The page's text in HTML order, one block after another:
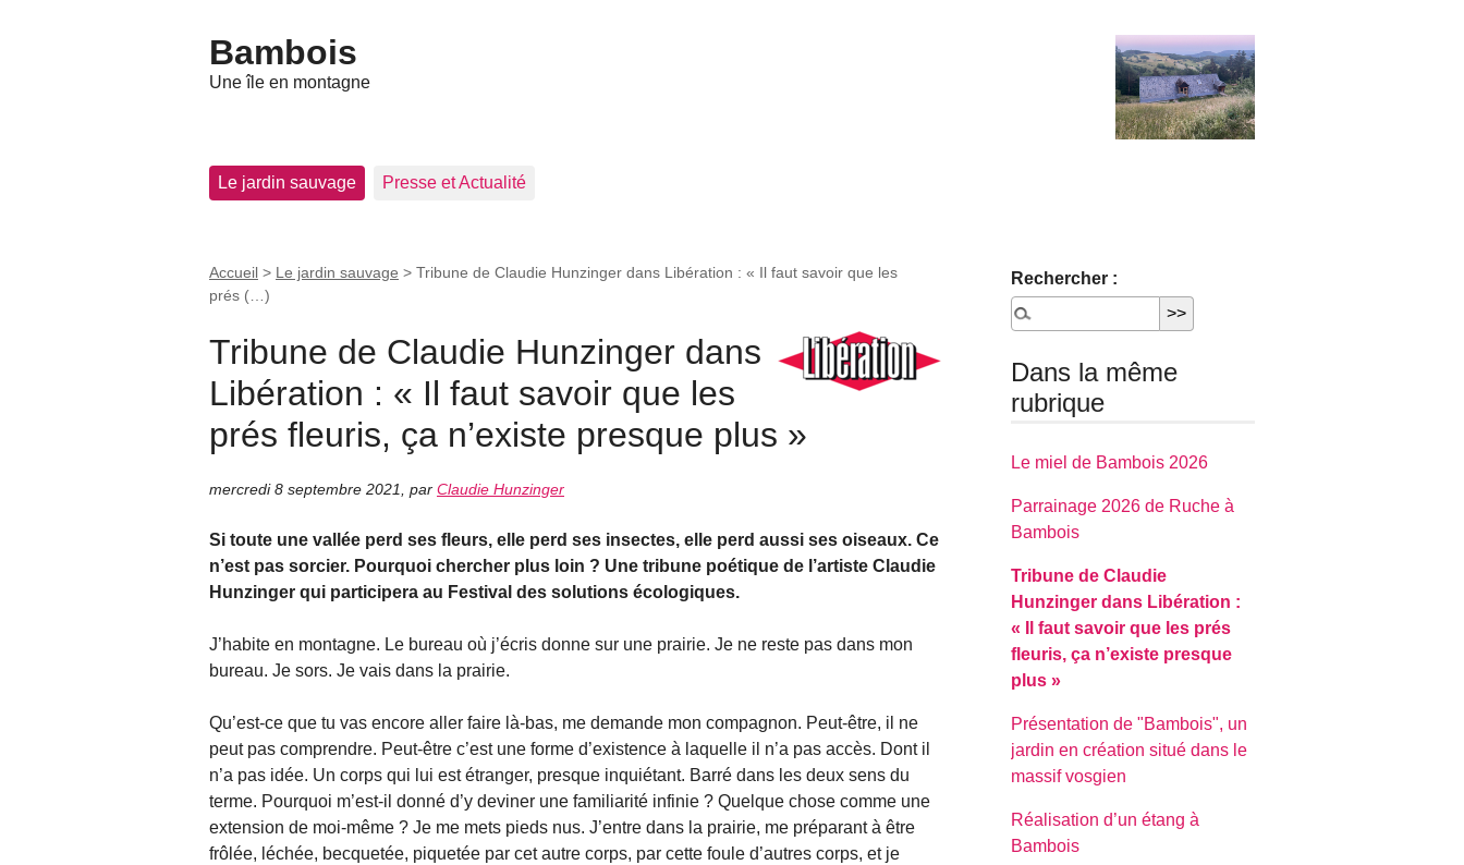
Bambois
Une île en montagne
Le jardin sauvage Presse et Actualité
Accueil > Le jardin sauvage > Tribune de Claudie Hunzinger dans Libération : « Il faut savoir que les
prés (…)
Tribune de Claudie Hunzinger dans
Libération : « Il faut savoir que les
prés fleuris, ça n’existe presque plus »
mercredi 8 septembre 2021 par Claudie Hunzinger
Si toute une vallée perd ses fleurs, elle perd ses insectes, elle perd aussi ses oiseaux. Ce
n’est pas sorcier. Pourquoi chercher plus loin ? Une tribune poétique de l’artiste Claudie
Hunzinger qui participera au Festival des solutions écologiques.
J’habite en montagne. Le bureau où j’écris donne sur une prairie. Je ne reste pas dans mon
bureau. Je sors. Je vais dans la prairie.
Qu’est-ce que tu vas encore aller faire là-bas, me demande mon compagnon. Peut-être, il ne
peut pas comprendre. Peut-être c’est une forme d’existence à laquelle il n’a pas accès. Dont il
n’a pas idée. Un corps qui lui est étranger, presque inquiétant. Barré dans les deux sens du
terme. Pourquoi m’est-il donné d’y deviner une familiarité infinie ? Quelque chose comme une
extension de moi-même ? Je me mets pieds nus. J’entre dans la prairie, me préparant à être
frôlée, léchée, becquetée, piquetée par cet autre corps, par cette foule d’autres corps, et je
Rechercher :
Dans la même
rubrique
Le miel de Bambois 2026
Parrainage 2026 de Ruche à
Bambois
Tribune de Claudie
Hunzinger dans Libération :
« Il faut savoir que les prés
fleuris, ça n’existe presque
plus »
Présentation de "Bambois", un
jardin en création situé dans le
massif vosgien
Réalisation d’un étang à
Bambois